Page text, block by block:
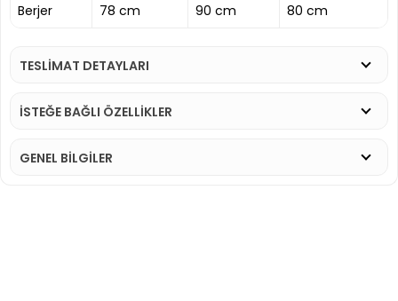
Berjer
78 cm 90 cm 80 cm
TESLİMAT DETAYLARI
İSTEĞE BAĞLI ÖZELLİKLER
GENEL BİLGİLER